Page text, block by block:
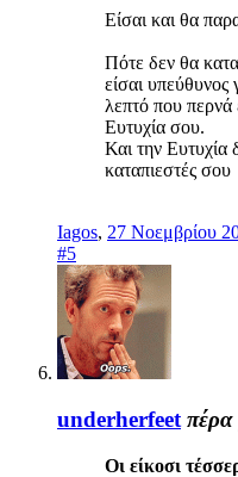
Είσαι και θα
Πότε δεν θα
είσαι υπεύθυνος
λεπτό που περνά
Ευτυχία σου.
Και την Ευτυχία
καταπιεστές σου
Iagos, 27 Νοεμβρίου
#5
underherfeet πέρα
Οι είκοσι